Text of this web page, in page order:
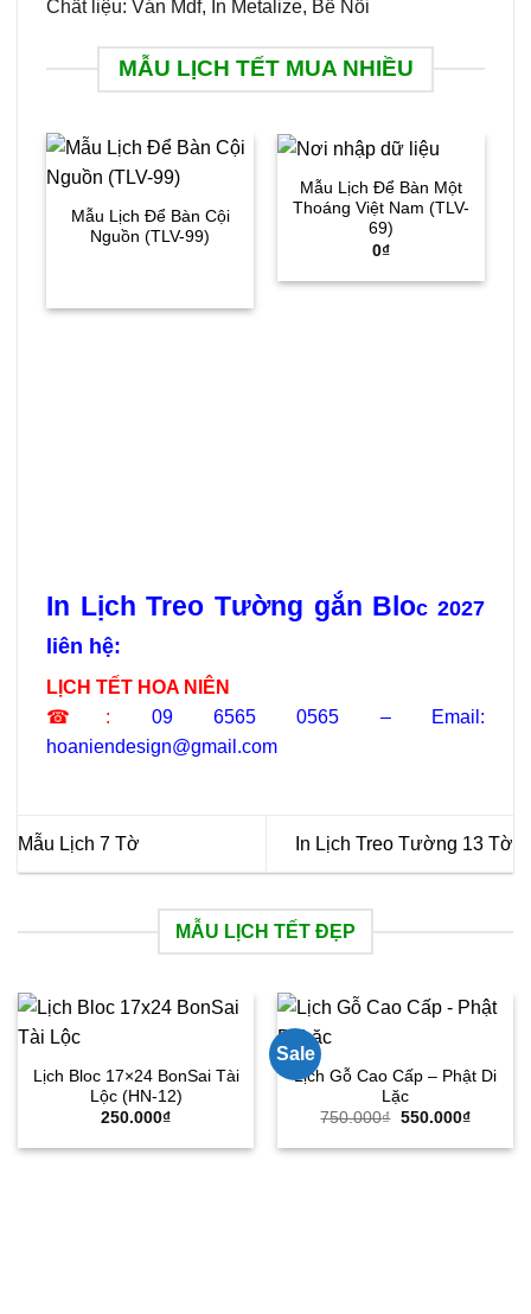
Chất liệu: Ván Mdf, In Metalize, Bế Nổi
MẪU LỊCH TẾT MUA NHIỀU
Mẫu Lịch Để Bàn Cội
Nguồn (TLV-99)
Mẫu Lịch Để Bàn Một
Thoáng Việt Nam (TLV-
69)
0₫
In Lịch Treo Tường gắn Bloc 2027
liên hệ:
LỊCH TẾT HOA NIÊN
☎: 09 6565 0565 – Email:
hoaniendesign@gmail.com
Mẫu Lịch 7 Tờ In Lịch Treo Tường 13 Tờ
MẪU LỊCH TẾT ĐẸP
Lịch Bloc 17×24 BonSai Tài
Lộc (HN-12)
250.000₫
Sale
Lịch Gỗ Cao Cấp – Phật Di
Lặc
750.000₫ Giá
là:
550.000₫Giá
tại